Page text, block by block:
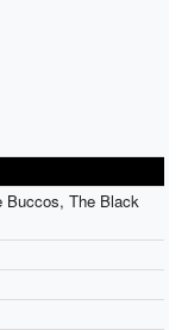
Buccos, The Black